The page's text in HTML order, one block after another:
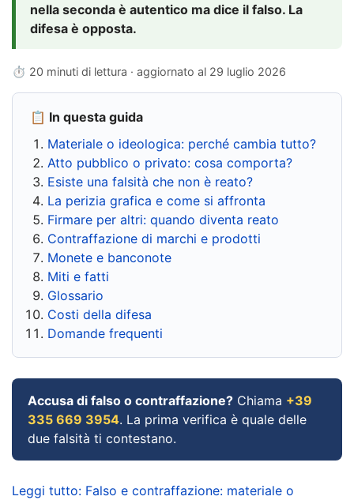
nella seconda è autentico ma dice il falso. La
difesa è opposta.
⏱ 20 minuti di lettura · aggiornato al 29 luglio 2026
📋 In questa guida
Materiale o ideologica: perché cambia tutto?
Atto pubblico o privato: cosa comporta?
Esiste una falsità che non è reato?
La perizia grafica e come si affronta
Firmare per altri: quando diventa reato
Contraffazione di marchi e prodotti
Monete e banconote
Miti e fatti
Glossario
Costi della difesa
Domande frequenti
Accusa di falso o contraffazione? Chiama +39
335 669 3954. La prima verifica è quale delle
due falsità ti contestano.
Leggi tutto: Falso e contraffazione: materiale o